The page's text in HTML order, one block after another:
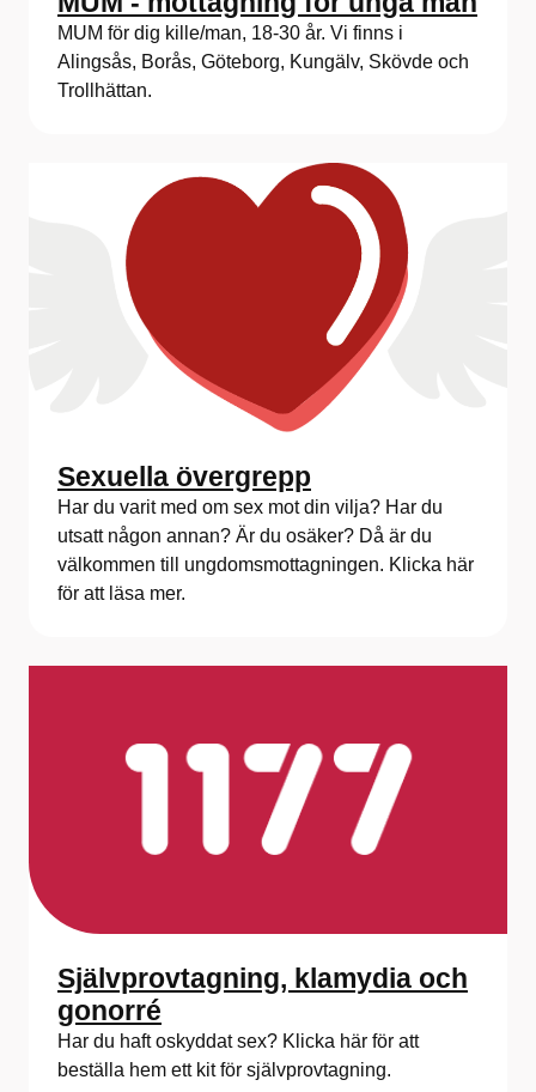
MUM för dig kille/man, 18-30 år. Vi finns i
Alingsås, Borås, Göteborg, Kungälv, Skövde och
Trollhättan.
Sexuella övergrepp
Har du varit med om sex mot din vilja? Har du
utsatt någon annan? Är du osäker? Då är du
välkommen till ungdomsmottagningen. Klicka här
för att läsa mer.
Självprovtagning, klamydia och
gonorré
Har du haft oskyddat sex? Klicka här för att
beställa hem ett kit för självprovtagning.